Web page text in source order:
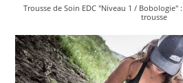
Trousse de Soin EDC "Niveau 1 / Bobologie"
trousse